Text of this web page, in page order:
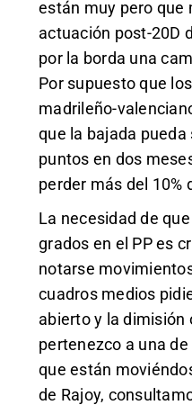
están muy pero que
actuación post-20D
por la borda una
Por supuesto que
madrileño-
que la bajada
puntos en dos
perder más del 10%
La necesidad de
grados en el PP es
notarse
cuadros medios
abierto y la dimisión
pertenezco a una
que están
de Rajoy,